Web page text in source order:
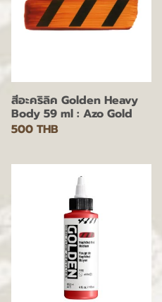
สีอะคริลิค Golden Heavy
Body 59 ml : Azo Gold
500 THB